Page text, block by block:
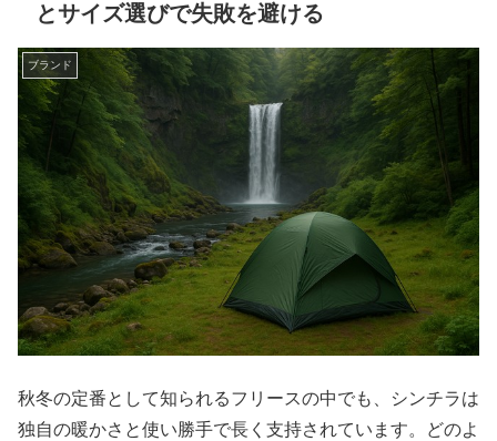
とサイズ選びで失敗を避ける
ブランド
秋冬の定番として知られるフリースの中でも、シンチラは
独自の暖かさと使い勝手で長く支持されています。どのよ